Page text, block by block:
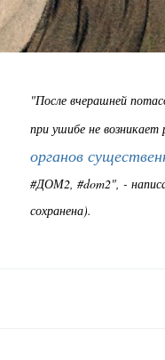
"После вчерашней
при ушибе не
органов
#ДОМ2, #dom2", -
сохранена).